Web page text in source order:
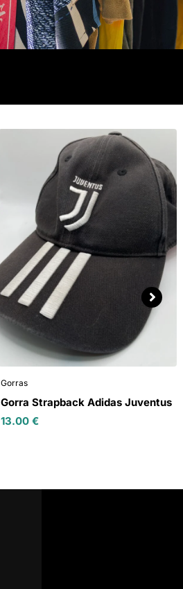
Gorras
Gorra Strapback Adidas Juventus
13.00€